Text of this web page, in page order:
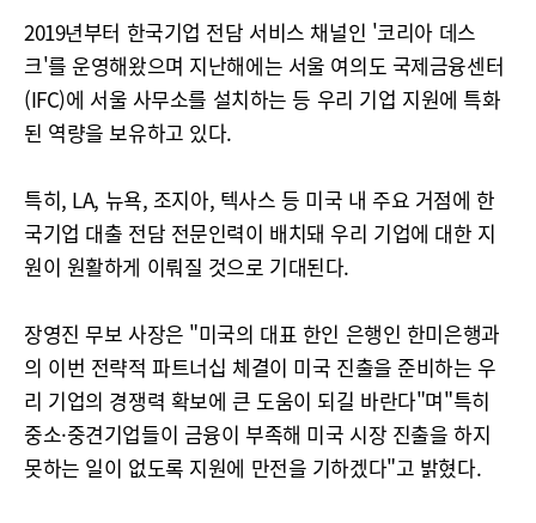
2019년부터 한국기업 전담 서비스 채널인 '코리아 데스
크'를 운영해왔으며 지난해에는 서울 여의도 국제금융센터
(IFC)에 서울 사무소를 설치하는 등 우리 기업 지원에 특화
된 역량을 보유하고 있다.
특히, LA, 뉴욕, 조지아, 텍사스 등 미국 내 주요 거점에 한
국기업 대출 전담 전문인력이 배치돼 우리 기업에 대한 지
원이 원활하게 이뤄질 것으로 기대된다.
장영진 무보 사장은 "미국의 대표 한인 은행인 한미은행과
의 이번 전략적 파트너십 체결이 미국 진출을 준비하는 우
리 기업의 경쟁력 확보에 큰 도움이 되길 바란다"며"특히
중소·중견기업들이 금융이 부족해 미국 시장 진출을 하지
못하는 일이 없도록 지원에 만전을 기하겠다"고 밝혔다.